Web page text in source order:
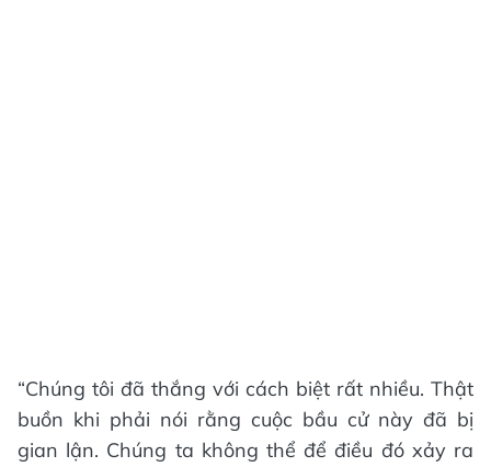
“Chúng tôi đã thắng với cách biệt rất nhiều. Thật
buồn khi phải nói rằng cuộc bầu cử này đã bị
gian lận. Chúng ta không thể để điều đó xảy ra